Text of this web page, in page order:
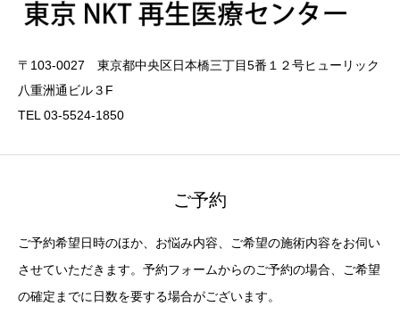
〒103-0027 東京都中央区日本橋三丁目5番１２号ヒューリック
八重洲通ビル３F
TEL 03-5524-1850
ご予約
ご予約希望日時のほか、お悩み内容、ご希望の施術内容をお伺い
させていただきます。予約フォームからのご予約の場合、ご希望
の確定までに日数を要する場合がございます。